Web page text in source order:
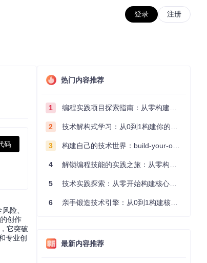
登录 注册
码
险、
创作
它突破
专业创
热门内容推荐
1 编程实践项目探索指南：从零构建技术能力体系
2 技术解构式学习：从0到1构建你的编程知识体系
3 构建自己的技术世界：build-your-own-x项目的实践探索指南
4 解锁编程技能的实践之旅：从零构建你的技术世界
5 技术实践探索：从零开始构建核心系统的实践指南
6 亲手锻造技术引擎：从0到1构建核心系统的实践指南
最新内容推荐